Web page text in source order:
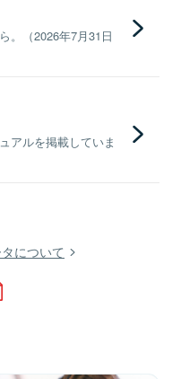
。（2026年7月31日
アルを掲載していま
について